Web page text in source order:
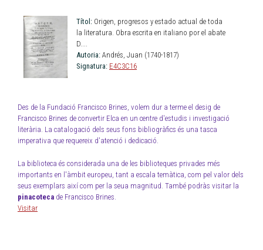
Títol: Origen, progresos y estado actual de toda
la literatura. Obra escrita en italiano por el abate
D....
Autoria: Andrés, Juan (1740-1817)
Signatura: E4C3C16
Des de la Fundació Francisco Brines, volem dur a terme el desig de
Francisco Brines de convertir Elca en un centre d'estudis i investigació
literària. La catalogació dels seus fons bibliogràfics és una tasca
imperativa que requereix d'atenció i dedicació.
La biblioteca és considerada una de les biblioteques privades més
importants en l'àmbit europeu, tant a escala temàtica, com pel valor dels
seus exemplars així com per la seua magnitud. També podràs visitar la
pinacoteca de Francisco Brines.
Visitar